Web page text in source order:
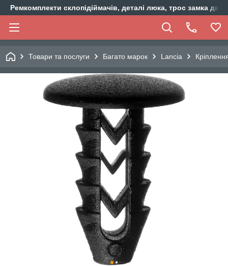
Ремкомплекти склопідіймачів, деталі люка, трос замка
Товари та послуги Багато марок Lancia